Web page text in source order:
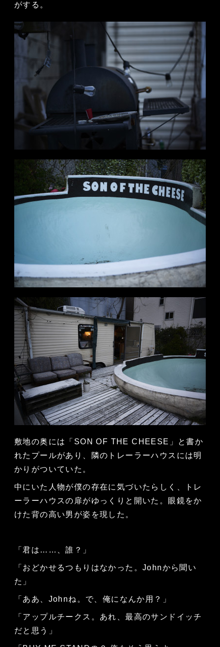
がする。
敷地の奥には「SON OF THE CHEESE」と書か
れたプールがあり、隣のトレーラーハウスには明
かりがついていた。
中にいた人物が僕の存在に気づいたらしく、トレ
ーラーハウスの扉がゆっくりと開いた。眼鏡をか
けた背の高い男が姿を現した。
「君は……、誰？」
「おどかせるつもりはなかった。Johnから聞い
た」
「ああ、Johnね。で、俺になんか用？」
「アップルチークス。あれ、最高のサンドイッチ
だと思う」